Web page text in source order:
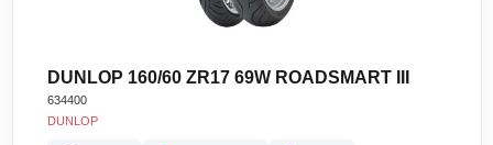
DUNLOP 160/60 ZR17 69W ROADSMART III
634400
DUNLOP